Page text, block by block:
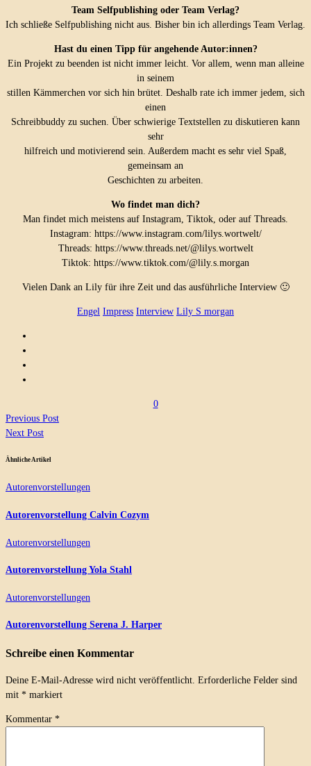
Team Selfpublishing oder Team Verlag?
Ich schließe Selfpublishing nicht aus. Bisher bin ich allerdings Team Verlag.
Hast du einen Tipp für angehende Autor:innen?
Ein Projekt zu beenden ist nicht immer leicht. Vor allem, wenn man alleine
in seinem
stillen Kämmerchen vor sich hin brütet. Deshalb rate ich immer jedem, sich
einen
Schreibbuddy zu suchen. Über schwierige Textstellen zu diskutieren kann
sehr
hilfreich und motivierend sein. Außerdem macht es sehr viel Spaß,
gemeinsam an
Geschichten zu arbeiten.
Wo findet man dich?
Man findet mich meistens auf Instagram, Tiktok, oder auf Threads.
Instagram: https://www.instagram.com/lilys.wortwelt/
Threads: https://www.threads.net/@lilys.wortwelt
Tiktok: https://www.tiktok.com/@lily.s.morgan
Vielen Dank an Lily für ihre Zeit und das ausführliche Interview 🙂
Engel Impress Interview Lily S morgan
0
Previous Post
Next Post
Ähnliche Artikel
Autorenvorstellungen
Autorenvorstellung Calvin Cozym
Autorenvorstellungen
Autorenvorstellung Yola Stahl
Autorenvorstellungen
Autorenvorstellung Serena J. Harper
Schreibe einen Kommentar
Deine E-Mail-Adresse wird nicht veröffentlicht. Erforderliche Felder sind
mit * markiert
Kommentar *